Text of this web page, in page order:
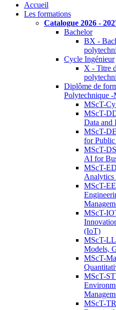
Accueil
Les formations
Catalogue 2026 -
Bachelor
BX -
Cycle Ingénieur
X - Titre
Diplôme de
Polytechnique
MScT-
MScT-
Data and
MScT-
for
MScT-
AI for
MScT-
Analytics
MScT-
MScT-
(IoT)
MScT-
Models,
MScT-
MScT-
MScT-